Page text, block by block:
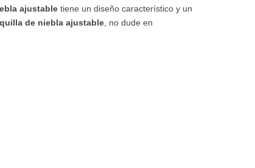
ajustable tiene un diseño característico y un
de niebla ajustable , no dude en